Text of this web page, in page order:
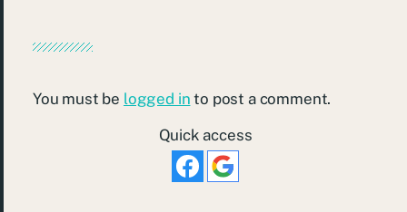
You must be logged in to post a comment.
Quick access